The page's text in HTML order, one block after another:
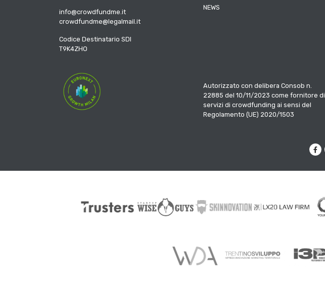
info@crowdfundme.it
crowdfundme@legalmail.it
Codice Destinatario SDI
T9K4ZHO
NEWS
Autorizzato con delibera Consob n.
22885 del 10/11/2023 come fornitore di
servizi di crowdfunding ai sensi del
Regolamento (UE) 2020/1503